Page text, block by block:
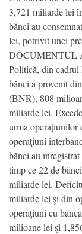
3,721 miliarde lei
bănci au
lei, potrivit unei
DOCUMENTUL
Politică, din
bănci a provenit
(BNR), 808
miliarde lei.
urma operaţiunilor
operaţiuni
bănci au
timp ce 22 de
miliarde lei.
miliarde lei şi din
operaţiuni cu
milioane lei şi